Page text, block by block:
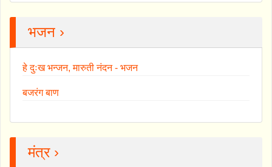
भजन ›
हे दुःख भन्जन, मारुती नंदन - भजन
बजरंग बाण
मंत्र ›